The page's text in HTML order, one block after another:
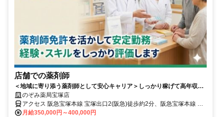
店舗での薬剤師
＜地域に寄り添う薬剤師として安心キャリア＞しっかり稼げて高年収を
実現！／店舗薬剤師としてキャリアスタート／休み充実で私生活と両立
可能／研修・福利厚生充実で長く働ける環境
のぞみ薬局宝塚店
アクセス 阪急宝塚本線 宝塚出口2(阪急)徒歩約2分、阪急宝塚本線 宝
塚出口2(阪急)徒歩約2分、阪急宝塚本線 宝塚出口2(阪急)徒歩約2分 阪
月給350,000円～400,000円